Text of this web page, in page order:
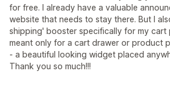
for free. I already have a valuable
website that needs to stay there. But I
shipping' booster specifically for my cart
meant only for a cart drawer or product
- a beautiful looking widget placed
Thank you so much!!!